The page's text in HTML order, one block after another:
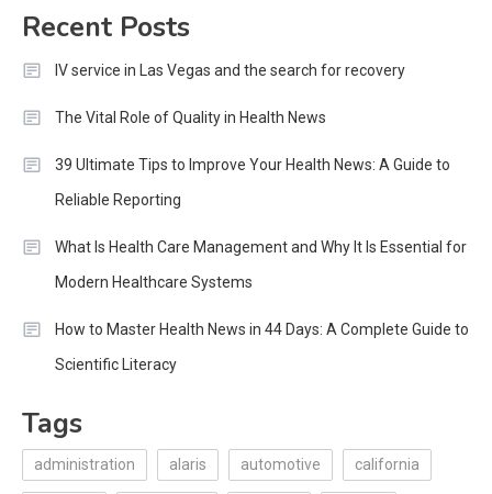
Recent Posts
IV service in Las Vegas and the search for recovery
The Vital Role of Quality in Health News
39 Ultimate Tips to Improve Your Health News: A Guide to
Reliable Reporting
What Is Health Care Management and Why It Is Essential for
Modern Healthcare Systems
How to Master Health News in 44 Days: A Complete Guide to
Scientific Literacy
Tags
administration alaris automotive california